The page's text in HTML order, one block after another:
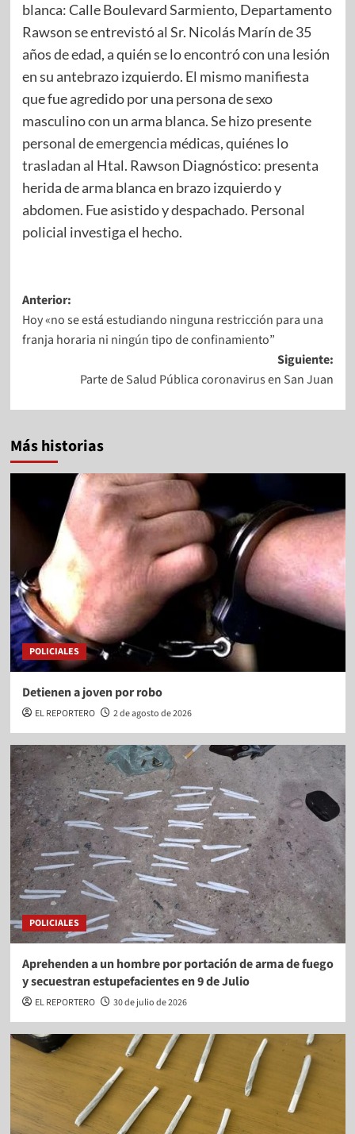
blanca: Calle Boulevard Sarmiento, Departamento
Rawson se entrevistó al Sr. Nicolás Marín de 35
años de edad, a quién se lo encontró con una lesión
en su antebrazo izquierdo. El mismo manifiesta
que fue agredido por una persona de sexo
masculino con un arma blanca. Se hizo presente
personal de emergencia médicas, quiénes lo
trasladan al Htal. Rawson Diagnóstico: presenta
herida de arma blanca en brazo izquierdo y
abdomen. Fue asistido y despachado.​ Personal
policial investiga el hecho.
Anterior:
Hoy «no se está estudiando ninguna restricción para una
franja horaria ni ningún tipo de confinamiento”
Siguiente:
Parte de Salud Pública coronavirus en San Juan
Más historias
POLICIALES
Detienen a joven por robo
EL REPORTERO 2 de agosto de 2026
POLICIALES
Aprehenden a un hombre por portación de arma de fuego
y secuestran estupefacientes en 9 de Julio
EL REPORTERO 30 de julio de 2026